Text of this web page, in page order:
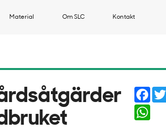
Material Om SLC Kontakt